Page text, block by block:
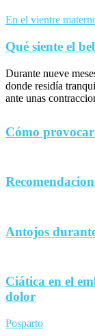
En el vientre
Qué siente el
Durante nueve
donde residía
ante unas
Cómo
Antojos
Ciática en el
dolor
Posparto